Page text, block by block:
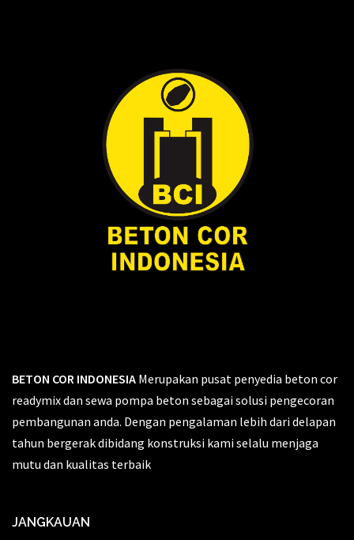
BETON COR INDONESIA Merupakan pusat penyedia beton cor
readymix dan sewa pompa beton sebagai solusi pengecoran
pembangunan anda. Dengan pengalaman lebih dari delapan
tahun bergerak dibidang konstruksi kami selalu menjaga
mutu dan kualitas terbaik
JANGKAUAN